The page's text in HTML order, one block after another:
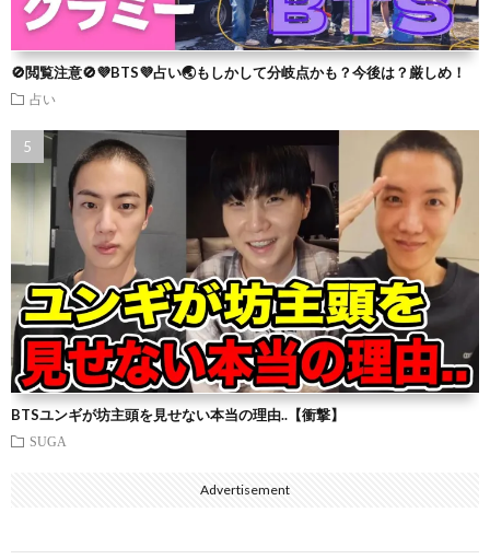
🚫閲覧注意🚫💜BTS💜占い🌏もしかして分岐点かも？今後は？厳しめ！
占い
BTSユンギが坊主頭を見せない本当の理由..【衝撃】
SUGA
Advertisement